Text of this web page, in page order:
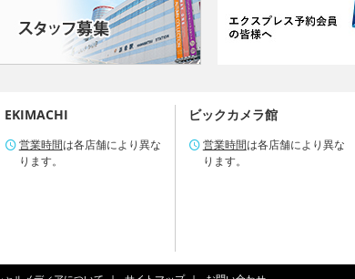
EKIMACHI
営業時間は各店舗により異な
ります。
ビックカメラ館
営業時間は各店舗により異な
ります。